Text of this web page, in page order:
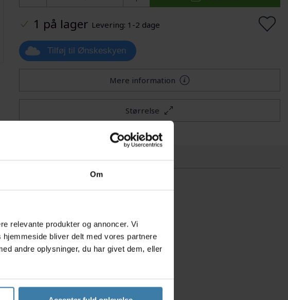
Om
relevante produkter og annoncer. Vi
bliver delt med vores partnere
andre oplysninger, du har givet dem, eller
1 på lager Levering: 1-2 dage
Tilføj til Ønskeskyen
Mere information
Størrelse